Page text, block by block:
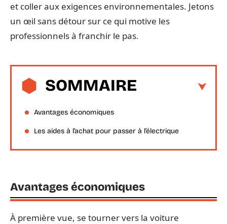
et coller aux exigences environnementales. Jetons
un œil sans détour sur ce qui motive les
professionnels à franchir le pas.
SOMMAIRE
Avantages économiques
Les aides à l’achat pour passer à l’électrique
Avantages économiques
À première vue, se tourner vers la voiture